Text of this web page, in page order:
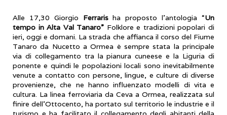
Alle 17,30 Giorgio Ferrarisha proposto l’antologia “Un
tempo in Alta Val Tanaro” Folklore e tradizioni popolari di
ieri, oggi e domani. La strada che affianca il corso del Fiume
Tanaro da Nucetto a Ormea è sempre stata la principale
via di collegamento tra la pianura cuneese e la Liguria di
ponente e quindi le popolazioni locali sono inevitabilmente
venute a contatto con persone, lingue, e culture di diverse
provenienze, che ne hanno influenzato modelli di vita e
cultura. La linea ferroviaria da Ceva a Ormea, realizzata sul
finire dell’Ottocento, ha portato sul territorio le industrie e il